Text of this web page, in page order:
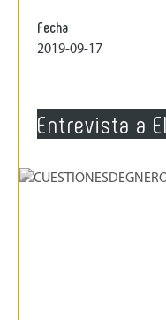
Fecha
2019-09-17
Entrevista a